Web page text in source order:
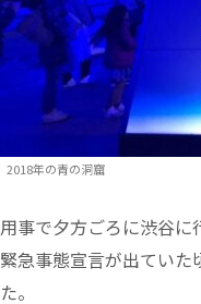
2018年の青の洞窟
用事で夕方ごろに渋谷に
緊急事態宣言が出てい
た。